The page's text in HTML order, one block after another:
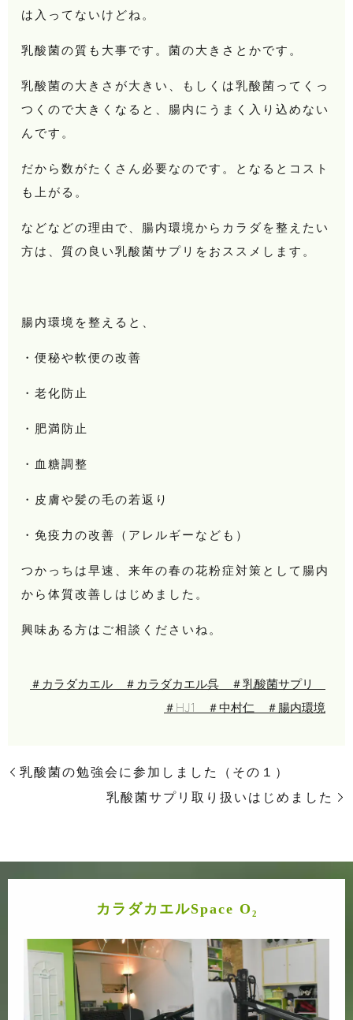
は入ってないけどね。
乳酸菌の質も大事です。菌の大きさとかです。
乳酸菌の大きさが大きい、もしくは乳酸菌ってくっ
つくので大きくなると、腸内にうまく入り込めない
んです。
だから数がたくさん必要なのです。となるとコスト
も上がる。
などなどの理由で、腸内環境からカラダを整えたい
方は、質の良い乳酸菌サプリをおススメします。
腸内環境を整えると、
・便秘や軟便の改善
・老化防止
・肥満防止
・血糖調整
・皮膚や髪の毛の若返り
・免疫力の改善（アレルギーなども）
つかっちは早速、来年の春の花粉症対策として腸内
から体質改善しはじめました。
興味ある方はご相談くださいね。
＃カラダカエル ＃カラダカエル呉 ＃乳酸菌サプリ
＃HJ1 ＃中村仁 ＃腸内環境
乳酸菌の勉強会に参加しました（その１）
乳酸菌サプリ取り扱いはじめました
カラダカエルSpace O₂